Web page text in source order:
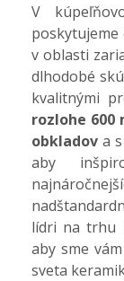
V
v oblasti
dlhodobé
kvalitnými
rozlohe 600
obkladov a
aby
lídri na trhu
aby sme
sveta